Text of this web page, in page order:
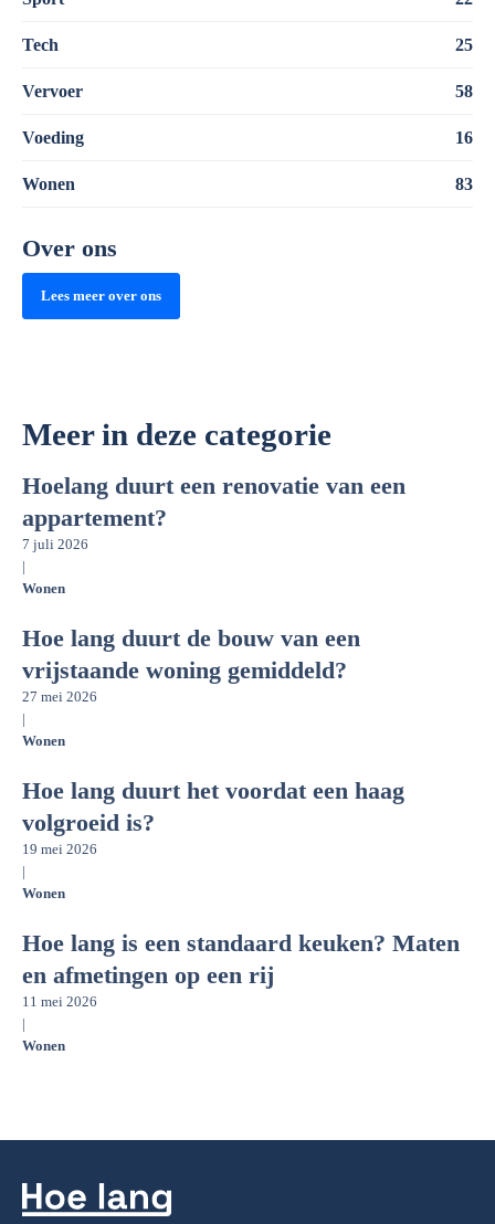
Tech 25
Vervoer 58
Voeding 16
Wonen 83
Over ons
Lees meer over ons
Meer in deze categorie
Hoelang duurt een renovatie van een
appartement?
7 juli 2026
|
Wonen
Hoe lang duurt de bouw van een
vrijstaande woning gemiddeld?
27 mei 2026
|
Wonen
Hoe lang duurt het voordat een haag
volgroeid is?
19 mei 2026
|
Wonen
Hoe lang is een standaard keuken? Maten
en afmetingen op een rij
11 mei 2026
|
Wonen